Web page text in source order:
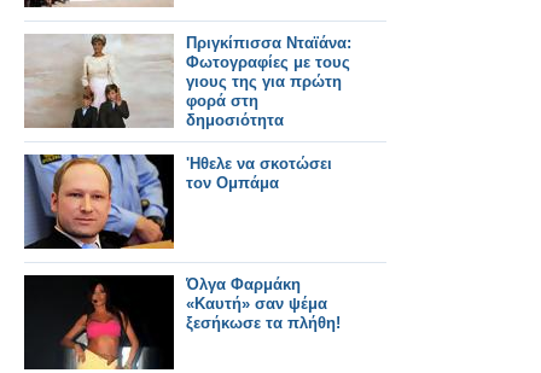
Πριγκίπισσα Νταϊάνα:
Φωτογραφίες με τους
γιους της για πρώτη
φορά στη
δημοσιότητα
'Ηθελε να σκοτώσει
τον Ομπάμα
Όλγα Φαρμάκη
«Καυτή» σαν ψέμα
ξεσήκωσε τα πλήθη!